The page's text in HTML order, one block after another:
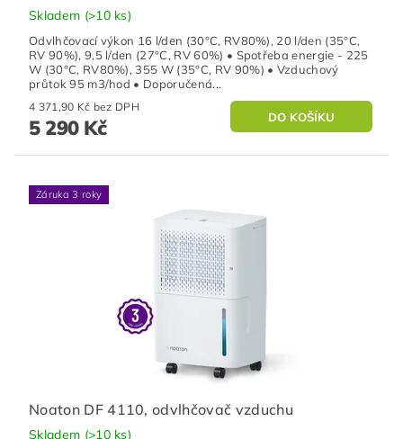
Skladem (>10 ks)
Odvlhčovací výkon 16 l/den (30°C, RV80%), 20 l/den (35°C,
RV 90%), 9,5 l/den (27°C, RV 60%) • Spotřeba energie - 225
W (30°C, RV80%), 355 W (35°C, RV 90%) • Vzduchový
průtok 95 m3/hod • Doporučená...
4 371,90 Kč bez DPH
5 290 Kč
Záruka 3 roky
Noaton DF 4110, odvlhčovač vzduchu
Skladem (>10 ks)